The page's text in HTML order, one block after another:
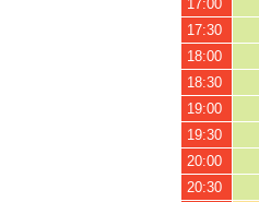
17:00
17:30
18:00
18:30
19:00
19:30
20:00
20:30